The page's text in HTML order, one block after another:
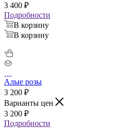
3 400 ₽
Подробности
В корзину
В корзину
Алые розы
3 200 ₽
Варианты цен
3 200 ₽
Подробности